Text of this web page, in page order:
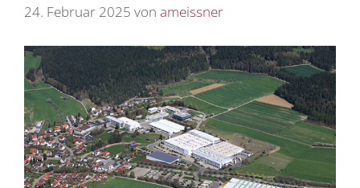
24. Februar 2025 von ameissner